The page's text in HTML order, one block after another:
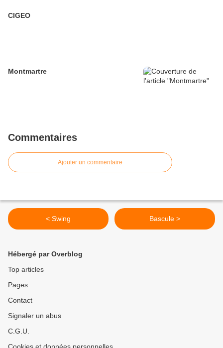
CIGEO
Montmartre
Commentaires
Ajouter un commentaire
< Swing Bascule >
Hébergé par Overblog
Top articles
Pages
Contact
Signaler un abus
C.G.U.